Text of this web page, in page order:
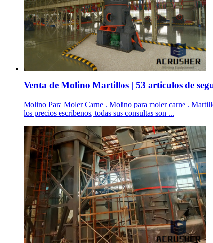
Venta de Molino Martillos | 53 articulos de
Molino Para Moler Carne . Molino para moler carne .
los precios escríbenos, todas sus consultas son ...